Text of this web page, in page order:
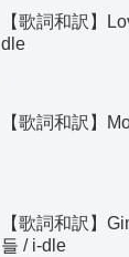
【歌詞和訳】
dle
【歌詞和訳】
【歌詞和訳】
들 / i-dle